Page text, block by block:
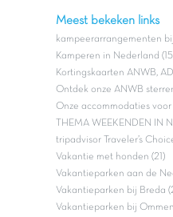
Meest bekeken links
kampeerarrangementen
Kamperen in Nederland
Kortingskaarten ANWB,
Ontdek onze ANWB
Onze accommodaties
THEMA WEEKENDEN IN
tripadvisor Traveler’s
Vakantie met honden (21)
Vakantieparken aan de
Vakantieparken bij Breda
Vakantieparken bij